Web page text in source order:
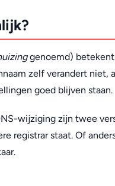
genoemd) betekent
zelf verandert
goed blijven staan.
wijziging zijn twee
registrar staat. Of